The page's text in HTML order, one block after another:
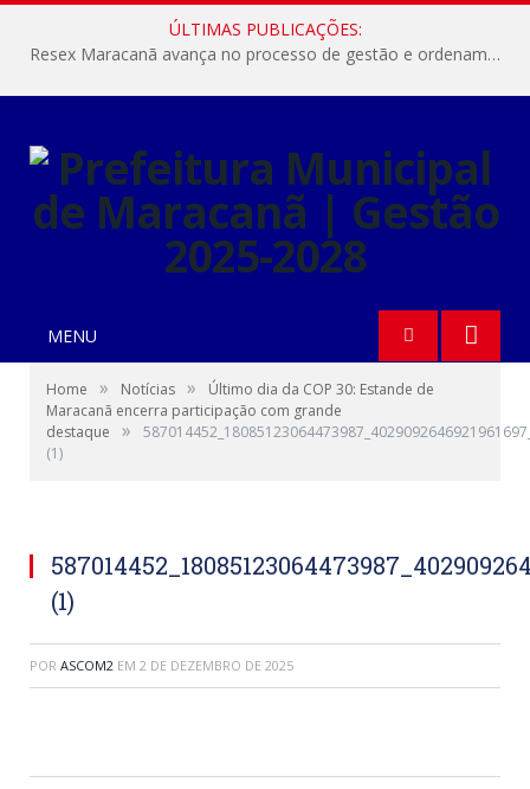
ÚLTIMAS PUBLICAÇÕES:
Resex Maracanã avança no processo de gestão e ordenamento do turismo em nossas áreas protegidas.
MENU
Home » Notícias »
Último dia da COP 30: Estande de
Maracanã encerra participação com grande
destaque
»
(1)
(1)
POR ASCOM2 EM 2 DE DEZEMBRO DE 2025